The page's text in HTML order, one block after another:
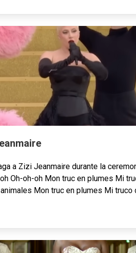
a Zizi Jeanmaire durante la
Oh-oh-oh Mon truc en plumes Mi
Mon truc en plumes Mi